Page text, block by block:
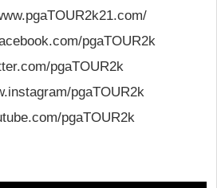
pgaTOUR2k
pgaTOUR2k
pgaTOUR2k
pgaTOUR2k